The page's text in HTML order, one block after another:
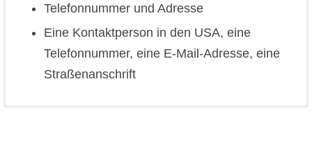
Telefonnummer und Adresse
Eine Kontaktperson in den USA, eine
Telefonnummer, eine E-Mail-Adresse, eine
Straßenanschrift